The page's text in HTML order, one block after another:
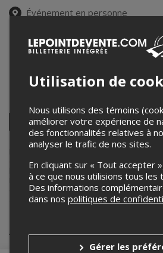
Événement en personne
19h30 – 21h15 / Entrée: 19h00
7101 Av. de l'Alsace
Montréal
Facebook
Twitter
LinkedinPinterestEnvoyer
par
courriel
Lepointdevente.com agit à titre de
culture Anjoudans le cadre de l’affichage
billets pour ses événements.
Pour plus d’information à propos de cet
contacter l’organisateur de l’événement,
cultureanjou@montreal.ca.
Achat de billets
Utilisation de
Nous utilisons des témoins
améliorer votre expérience de
des fonctionnalités relatives à
analyser le trafic de nos sites.
En cliquant sur « Tout accepter
à ce que nous utilisions tous les
Des informations
dans nos politiques de
Gérer les